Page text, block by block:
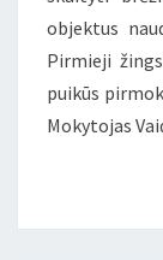
objektus
Pirmieji
puikūs
Mokytojas